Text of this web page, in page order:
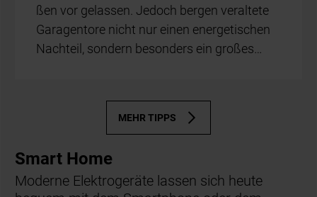
ßen vor ge­las­sen. Je­doch ber­gen ver­al­te­te
Ga­ra­gen­to­re nicht nur ei­nen en­er­ge­ti­schen
Nach­teil, son­dern be­son­ders ein gro­ßes…
MEHR TIPPS
Smart Home
Moderne Elektrogeräte lassen sich heute